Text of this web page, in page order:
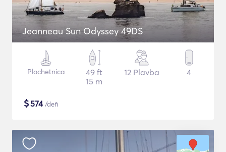
Jeanneau Sun Odyssey 49DS
Plachetnica
49 ft
15 m
12 Plavba 4
$574/deň